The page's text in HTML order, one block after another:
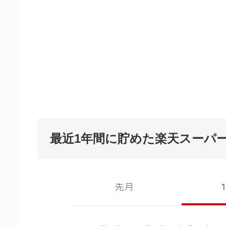
最近1年間に貯めた楽天スーパ